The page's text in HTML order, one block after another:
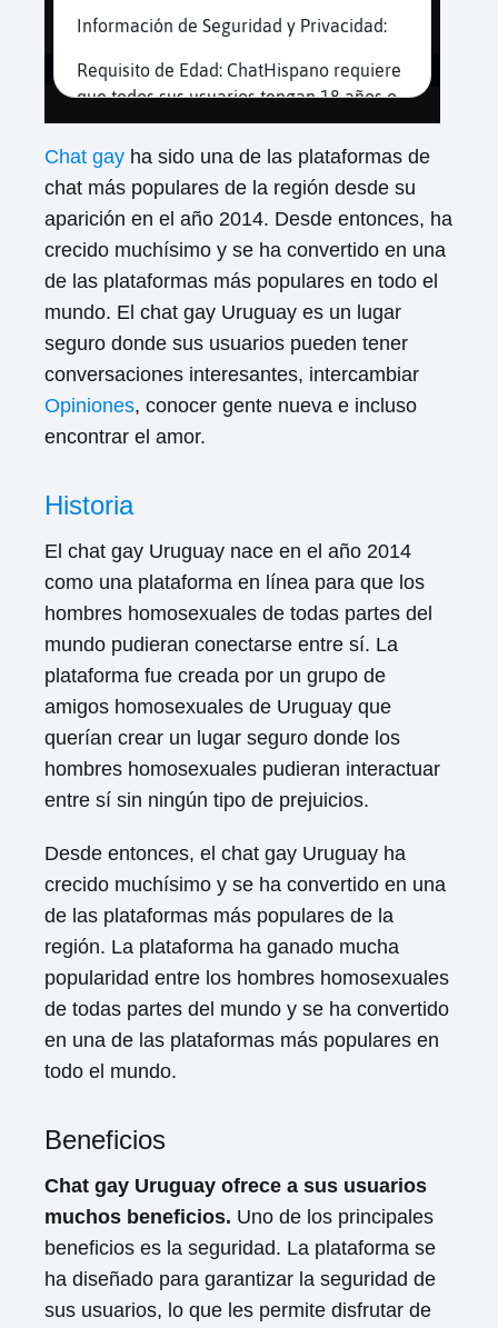
Chat gay ha sido una de las plataformas de
chat más populares de la región desde su
aparición en el año 2014. Desde entonces, ha
crecido muchísimo y se ha convertido en una
de las plataformas más populares en todo el
mundo. El chat gay Uruguay es un lugar
seguro donde sus usuarios pueden tener
conversaciones interesantes, intercambiar
Opiniones, conocer gente nueva e incluso
encontrar el amor.
Historia
El chat gay Uruguay nace en el año 2014
como una plataforma en línea para que los
hombres homosexuales de todas partes del
mundo pudieran conectarse entre sí. La
plataforma fue creada por un grupo de
amigos homosexuales de Uruguay que
querían crear un lugar seguro donde los
hombres homosexuales pudieran interactuar
entre sí sin ningún tipo de prejuicios.
Desde entonces, el chat gay Uruguay ha
crecido muchísimo y se ha convertido en una
de las plataformas más populares de la
región. La plataforma ha ganado mucha
popularidad entre los hombres homosexuales
de todas partes del mundo y se ha convertido
en una de las plataformas más populares en
todo el mundo.
Beneficios
Chat gay Uruguay ofrece a sus usuarios
muchos beneficios. Uno de los principales
beneficios es la seguridad. La plataforma se
ha diseñado para garantizar la seguridad de
sus usuarios, lo que les permite disfrutar de